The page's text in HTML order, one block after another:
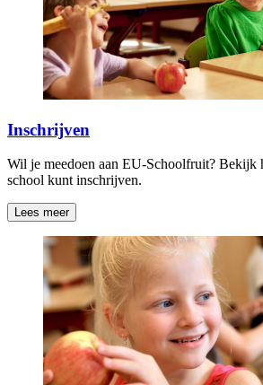
Inschrijven
Wil je meedoen aan EU-Schoolfruit? Bekijk
school kunt inschrijven.
Lees meer